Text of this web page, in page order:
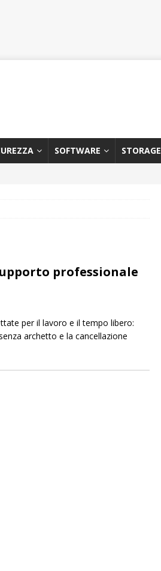
SOFTWARE STORAGE
professionale
per il lavoro e il tempo libero:
archetto e la cancellazione